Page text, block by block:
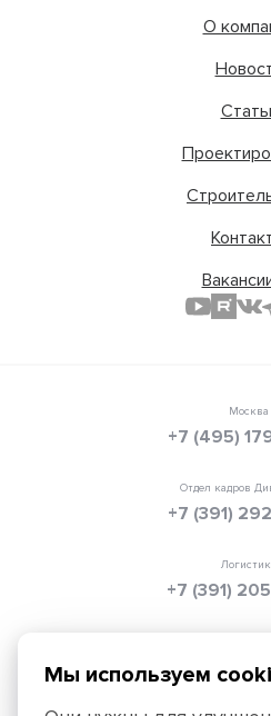
О
Москва
+7 (495)
Отдел кадров
+7 (391)
+7 (391)
Мы используем